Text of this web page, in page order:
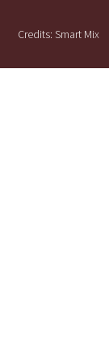
Credits:Smart Mix